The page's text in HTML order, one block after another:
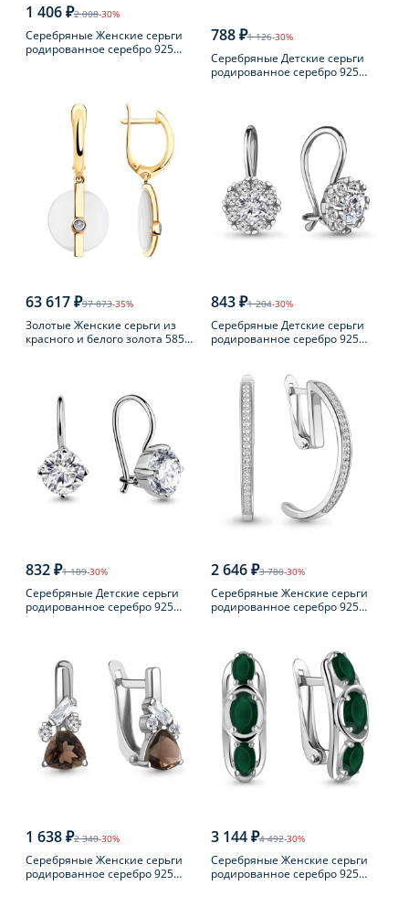
1 406 ₽2 008-30%
Серебряные Женские серьги
родированное серебро 925
788 ₽1 126-30%
Серебряные Детские серьги
родированное серебро 925
63 617 ₽97 873-35%
Золотые Женские серьги из
красного и белого золота 585
843 ₽1 204-30%
Серебряные Детские серьги
родированное серебро 925
832 ₽1 189-30%
Серебряные Детские серьги
родированное серебро 925
2 646 ₽3 780-30%
Серебряные Женские серьги
родированное серебро 925
1 638 ₽2 340-30%
Серебряные Женские серьги
родированное серебро 925
3 144 ₽4 492-30%
Серебряные Женские серьги
родированное серебро 925